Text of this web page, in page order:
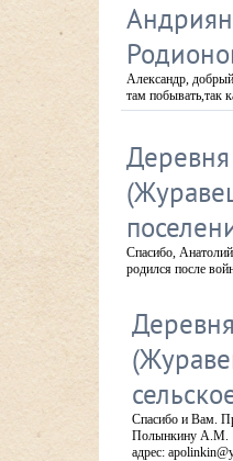
Александр,
там побывать,так
Спасибо,
родился после
Спасибо и Вам.
Полынкину А.М.
адрес: